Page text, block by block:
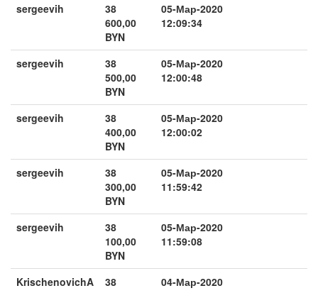
sergeevih
38
600,00
BYN
05-Мар-2020
12:09:34
sergeevih
38
500,00
BYN
05-Мар-2020
12:00:48
sergeevih
38
400,00
BYN
05-Мар-2020
12:00:02
sergeevih
38
300,00
BYN
05-Мар-2020
11:59:42
sergeevih
38
100,00
BYN
05-Мар-2020
11:59:08
KrischenovichA
38
04-Мар-2020